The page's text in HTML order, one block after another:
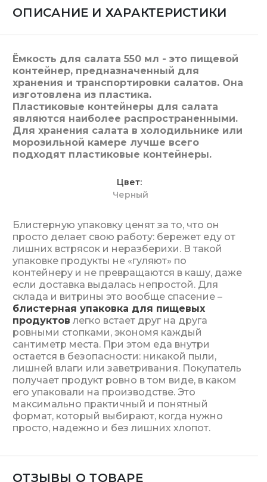
ОПИСАНИЕ И ХАРАКТЕРИСТИКИ
Ёмкость для салата 550 мл - это пищевой
контейнер, предназначенный для
хранения и транспортировки салатов. Она
изготовлена из пластика.
Пластиковые контейнеры для салата
являются наиболее распространенными.
Для хранения салата в холодильнике или
морозильной камере лучше всего
подходят пластиковые контейнеры.
Цвет
Черный
Блистерную упаковку ценят за то, что он
просто делает свою работу: бережет еду от
лишних встрясок и неразберихи. В такой
упаковке продукты не «гуляют» по
контейнеру и не превращаются в кашу, даже
если доставка выдалась непростой. Для
склада и витрины это вообще спасение –
блистерная упаковка для пищевых
продуктов легко встает друг на друга
ровными стопками, экономя каждый
сантиметр места. При этом еда внутри
остается в безопасности: никакой пыли,
лишней влаги или заветривания. Покупатель
получает продукт ровно в том виде, в каком
его упаковали на производстве. Это
максимально практичный и понятный
формат, который выбирают, когда нужно
просто, надежно и без лишних хлопот.
ОТЗЫВЫ О ТОВАРЕ